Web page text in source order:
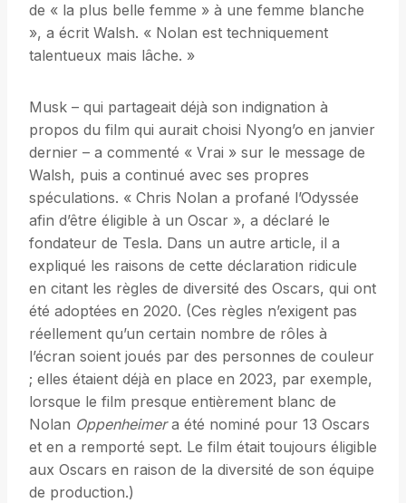
de « la plus belle femme » à une femme blanche
», a écrit Walsh. « Nolan est techniquement
talentueux mais lâche. »
Musk – qui partageait déjà son indignation à
propos du film qui aurait choisi Nyong’o en janvier
dernier – a commenté « Vrai » sur le message de
Walsh, puis a continué avec ses propres
spéculations. « Chris Nolan a profané l’Odyssée
afin d’être éligible à un Oscar », a déclaré le
fondateur de Tesla. Dans un autre article, il a
expliqué les raisons de cette déclaration ridicule
en citant les règles de diversité des Oscars, qui ont
été adoptées en 2020. (Ces règles n’exigent pas
réellement qu’un certain nombre de rôles à
l’écran soient joués par des personnes de couleur
; elles étaient déjà en place en 2023, par exemple,
lorsque le film presque entièrement blanc de
Nolan Oppenheimera été nominé pour 13 Oscars
et en a remporté sept. Le film était toujours éligible
aux Oscars en raison de la diversité de son équipe
de production.)